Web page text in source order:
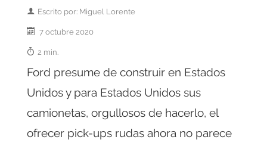
Escrito por: Miguel Lorente
7 octubre 2020
2 min.
Ford presume de construir en Estados
Unidos y para Estados Unidos sus
camionetas, orgullosos de hacerlo, el
ofrecer pick-ups rudas ahora no parece